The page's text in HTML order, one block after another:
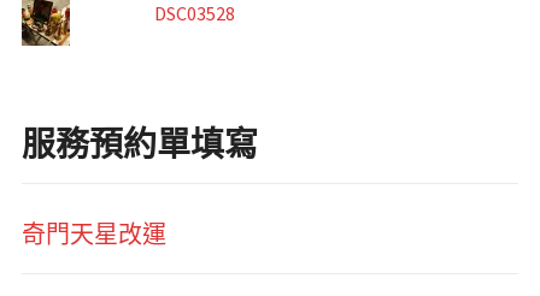
DSC03528
服務預約單填寫
奇門天星改運